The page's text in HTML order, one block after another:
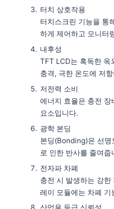
터치 상호작용
터치스크린 기능을 통
하게 제어하고 모니터
내후성
TFT LCD는 혹독한 옥
충격, 극한 온도에 저
저전력 소비
에너지 효율은 충전
요소입니다.
광학 본딩
본딩(Bonding)은 선명
로 인한 반사를 줄여줍
전자파 차폐
충전 시 발생하는 강
레이 모듈에는 차폐 기